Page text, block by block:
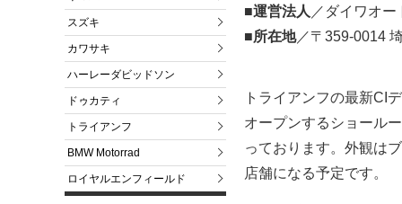
スズキ
カワサキ
ハーレーダビッドソン
ドゥカティ
トライアンフ
BMW Motorrad
ロイヤルエンフィールド
■運営法人 ／ダイワオ
■所在地／〒359-0014
トライアンフの最新CI
オープンするショール
っております。外観は
店舗になる予定です。